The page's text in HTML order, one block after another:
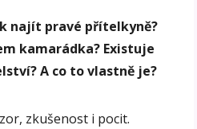
najít pravé přítelkyně?
kamarádka? Existuje
A co to vlastně je?
zkušenost i pocit.